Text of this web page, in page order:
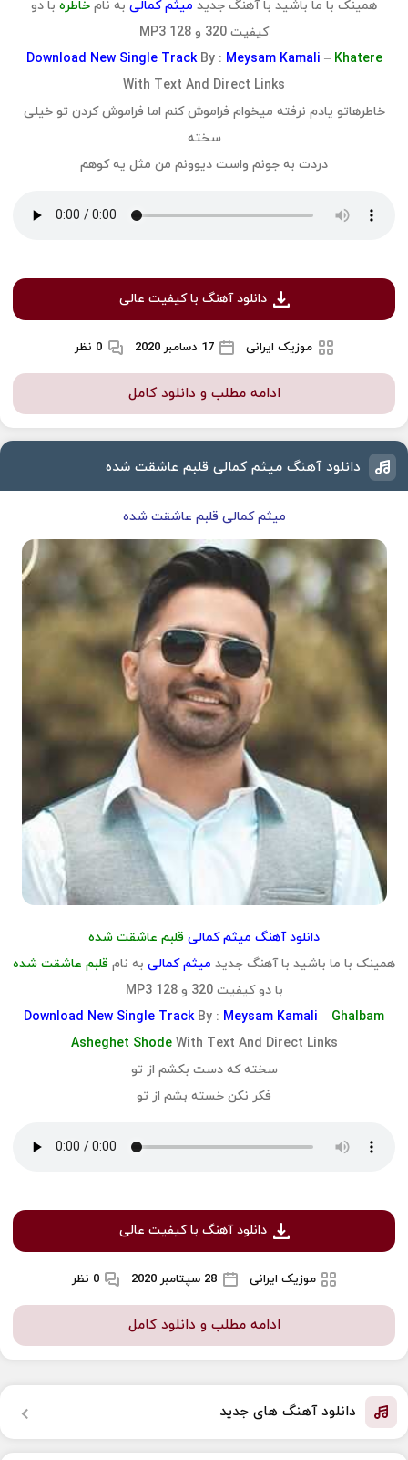
همینک با ما باشید با آهنگ جدید میثم کمالی به نام خاطره با دو
کیفیت 320 و 128 MP3
Download New Single Track By : Meysam Kamali – Khatere
With Text And Direct Links
خاطرهاتو یادم نرفته میخوام فراموش کنم اما فراموش کردن تو خیلی
سخته
دردت به جونم واست دیوونم من مثل یه کوهم
دانلود آهنگ با کیفیت عالی
موزیک ایرانی 17 دسامبر 2020 0 نظر
ادامه مطلب و دانلود کامل
دانلود آهنگ میثم کمالی قلبم عاشقت شده
میثم کمالی قلبم عاشقت شده
دانلود آهنگ میثم کمالی قلبم عاشقت شده
همینک با ما باشید با آهنگ جدید میثم کمالی به نام قلبم عاشقت شده
با دو کیفیت 320 و 128 MP3
Download New Single Track By : Meysam Kamali – Ghalbam
Asheghet Shode With Text And Direct Links
سخته که دست بکشم از تو
فکر نکن خسته بشم از تو
دانلود آهنگ با کیفیت عالی
موزیک ایرانی 28 سپتامبر 2020 0 نظر
ادامه مطلب و دانلود کامل
دانلود آهنگ های جدید